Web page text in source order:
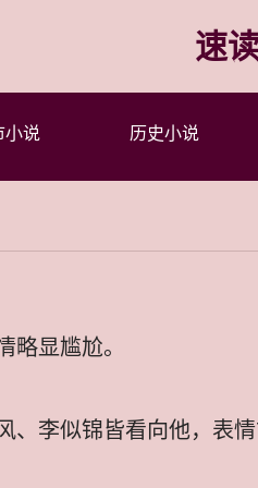
速
小说 历史小说
略显尴尬。
、李似锦皆看向他，表